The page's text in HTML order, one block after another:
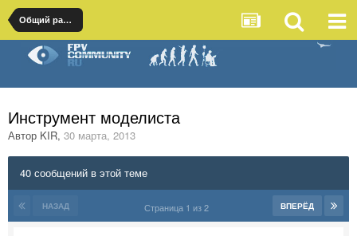
Общий раздел
Инструмент моделиста
Автор KIR, 30 марта, 2013
40 сообщений в этой теме
НАЗАД ВПЕРЁД
Страница 1 из 2